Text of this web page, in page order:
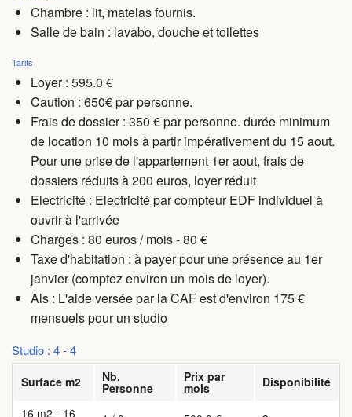
Chambre : lit, matelas fournis.
Salle de bain : lavabo, douche et toilettes
Tarifs
Loyer : 595.0 €
Caution : 650€ par personne.
Frais de dossier : 350 € par personne. durée minimum
de location 10 mois à partir impérativement du 15 aout.
Pour une prise de l'appartement 1er aout, frais de
dossiers réduits à 200 euros, loyer réduit
Electricité : Electricité par compteur EDF individuel à
ouvrir à l'arrivée
Charges : 80 euros / mois - 80 €
Taxe d'habitation : à payer pour une présence au 1er
janvier (comptez environ un mois de loyer).
Als : L'aide versée par la CAF est d'environ 175 €
mensuels pour un studio
Studio : 4 - 4
Surface m2 Nb.
Personne
Prix par
mois
Disponibilité
16 m2 - 16